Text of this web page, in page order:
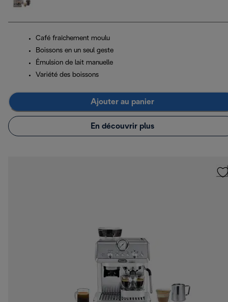
Café fraîchement moulu
Boissons en un seul geste
Émulsion de lait manuelle
Variété des boissons
Ajouter au panier
En découvrir plus